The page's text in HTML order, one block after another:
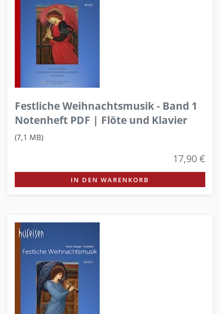
Festliche Weihnachtsmusik - Band 1
Notenheft PDF | Flöte und Klavier
(7,1 MB)
17,90 €
IN DEN WARENKORB